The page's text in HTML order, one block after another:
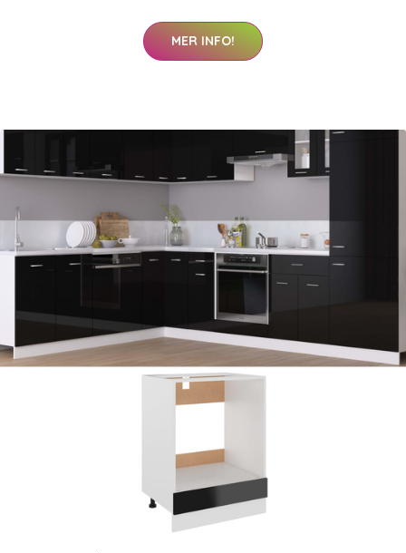
MER INFO!